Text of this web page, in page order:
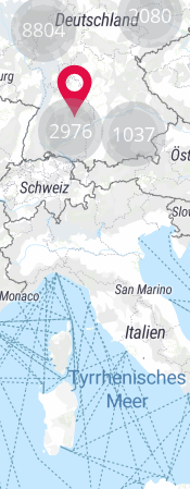
8804
2976
2080
1037